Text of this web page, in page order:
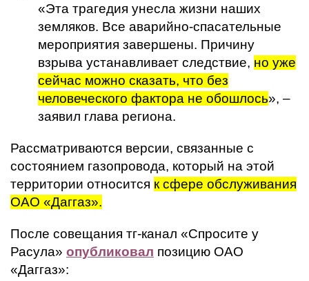
«Эта трагедия унесла жизни наших
земляков. Все аварийно-спасательные
мероприятия завершены. Причину
взрыва устанавливает следствие, но уже
сейчас можно сказать, что без
человеческого фактора не обошлось», –
заявил глава региона.
Рассматриваются версии, связанные с
состоянием газопровода, который на этой
территории относится к сфере обслуживания
ОАО «Даггаз».
После совещания тг-канал «Спросите у
Расула» опубликовал позицию ОАО
«Даггаз»: